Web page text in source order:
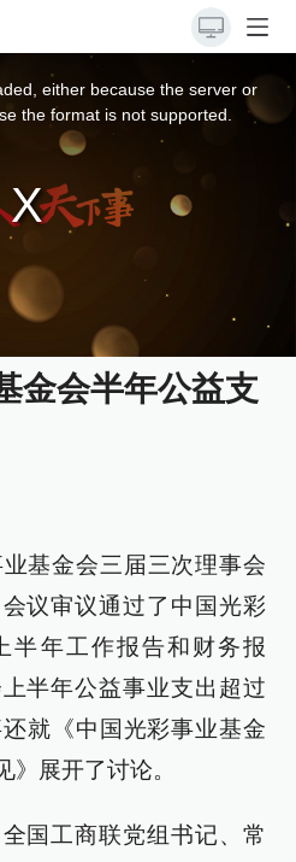
either because the server or
the format is not supported.
金会半年公益支
基金会三届三次理事会
议审议通过了中国光彩
半年工作报告和财务报
半年公益事业支出超过
就《中国光彩事业基金
》展开了讨论。
国工商联党组书记、常